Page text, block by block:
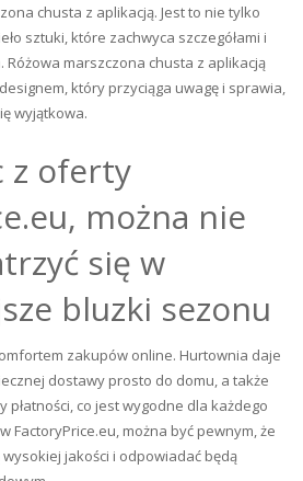
chusta z aplikacją. Jest to nie tylko
sztuki, które zachwyca szczegółami i
Różowa marszczona chusta z aplikacją
który przyciąga uwagę i sprawia,
wyjątkowa.
z oferty
można nie
się w
bluzki sezonu
zakupów online. Hurtownia daje
dostawy prosto do domu, a także
co jest wygodne dla każdego
FactoryPrice.eu, można być pewnym, że
jakości i odpowiadać będą